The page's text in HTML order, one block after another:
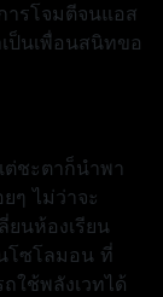
ารโจมตีจนแอส
ป็นเพื่อนสนิทขอ
ต่ชะตาก็นำพา
ๆ ไม่ว่าจะ
ยนห้องเรียน
โซโลมอน ที่
ใช้พลังเวทได้